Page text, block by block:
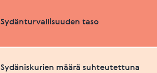
Sydänturvallisuuden taso
Sydäniskurien määrä suhteutettuna